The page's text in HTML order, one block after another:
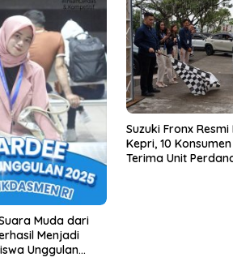
Muda dari
Menjadi
Unggulan
Suzuki Fronx
Kepri, 10
Terima Unit